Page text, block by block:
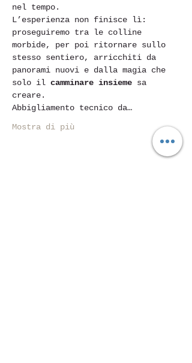
nel tempo.
L’esperienza non finisce lì:
proseguiremo tra le colline
morbide, per poi ritornare sullo
stesso sentiero, arricchiti da
panorami nuovi e dalla magia che
solo il camminare insieme sa
creare.
Abbigliamento tecnico da…
Mostra di più